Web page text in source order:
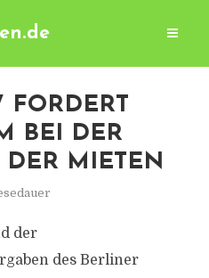
FORDERT
BEI DER
MIETEN
der
des Berliner